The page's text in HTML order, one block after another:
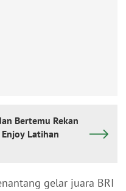
Bertemu Rekan
Latihan
gelar juara BRI